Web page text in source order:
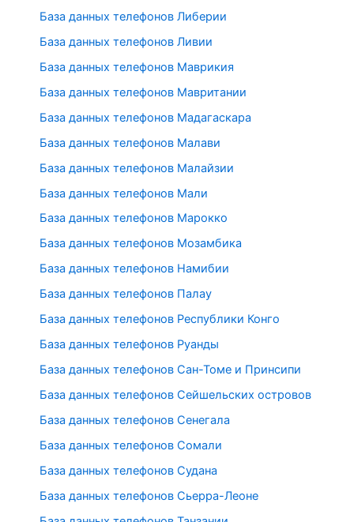
База данных телефонов Либерии
База данных телефонов Ливии
База данных телефонов Маврикия
База данных телефонов Мавритании
База данных телефонов Мадагаскара
База данных телефонов Малави
База данных телефонов Малайзии
База данных телефонов Мали
База данных телефонов Марокко
База данных телефонов Мозамбика
База данных телефонов Намибии
База данных телефонов Палау
База данных телефонов Республики Конго
База данных телефонов Руанды
База данных телефонов Сан-Томе и Принсипи
База данных телефонов Сейшельских островов
База данных телефонов Сенегала
База данных телефонов Сомали
База данных телефонов Судана
База данных телефонов Сьерра-Леоне